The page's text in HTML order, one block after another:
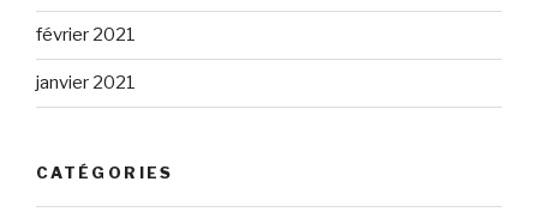
février 2021
janvier 2021
CATÉGORIES